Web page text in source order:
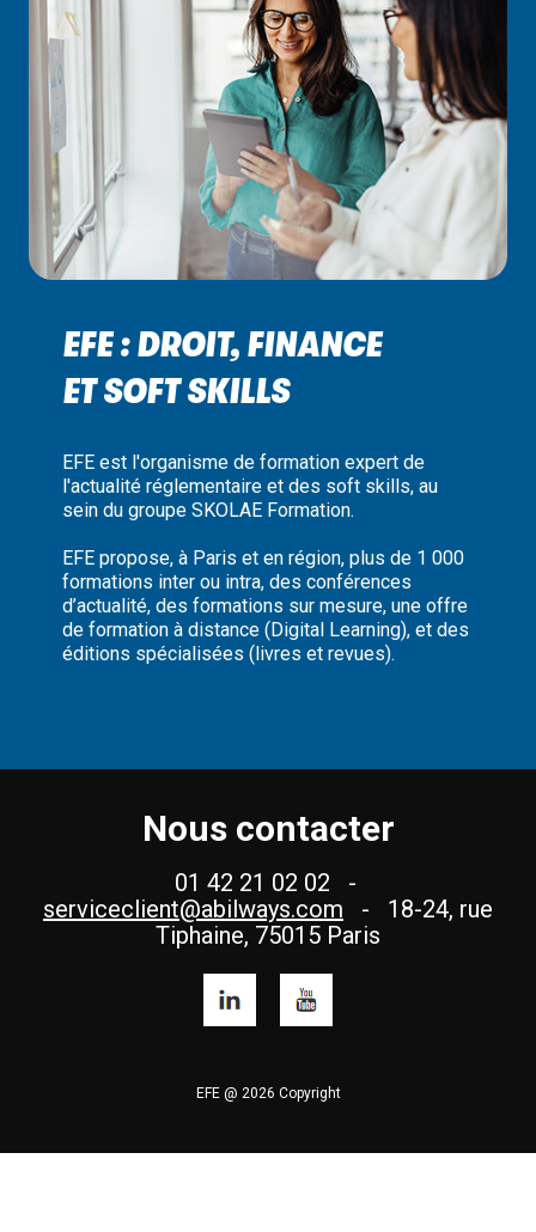
EFE : DROIT, FINANCE
ET SOFT SKILLS
EFE est l'organisme de formation expert de
l'actualité réglementaire et des soft skills, au
sein du groupe SKOLAE Formation.
EFE propose, à Paris et en région, plus de 1 000
formations inter ou intra, des conférences
d’actualité, des formations sur mesure, une offre
de formation à distance (Digital Learning), et des
éditions spécialisées (livres et revues).
Nous contacter
01 42 21 02 02 -
serviceclient@abilways.com - 18-24, rue
Tiphaine, 75015 Paris
EFE @ 2026 Copyright